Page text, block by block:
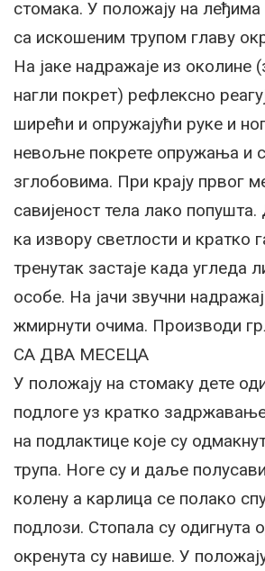
стомака. У положају на
са искошеним трупом главу
На јаке надражаје из околине
нагли покрет) рефлексно
ширећи и опружајући руке и
невољне покрете опружања и
зглобовима. При крају првог
савијеност тела лако
ка извору светлости и кратко
тренутак застаје када угледа
особе. На јачи звучни
жмирнути очима. Производи
СА ДВА МЕСЕЦА
У положају на стомаку дете
подлоге уз кратко
на подлактице које су
трупа. Ноге су и даље
колену а карлица се полако
подлози. Стопала су одигнута
окренута су навише. У